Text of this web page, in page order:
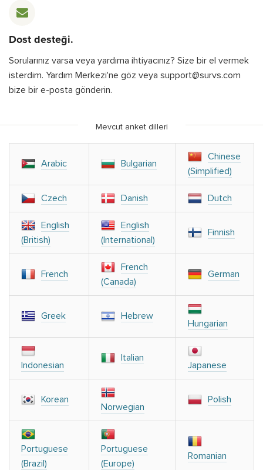
Dost desteği.
Sorularınız varsa veya yardıma ihtiyacınız? Size bir el vermek
isterdim. Yardım Merkezi'ne göz veya support@survs.com
bize bir e-posta gönderin.
Mevcut anket dilleri
Arabic Bulgarian
Chinese
(Simplified)
Czech Danish Dutch
English
(British)
English
(International)
Finnish
French
French
(Canada)
German
Greek Hebrew
Hungarian
Indonesian
Italian
Japanese
Korean
Norwegian
Polish
Portuguese
(Brazil)
Portuguese
(Europe)
Romanian